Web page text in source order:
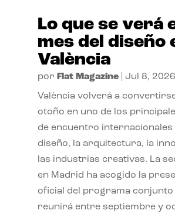
Lo que se verá
mes del diseño
València
por Flat Magazine| Jul 8, 2026
València volverá a
otoño en uno de los
de encuentro internacionales
diseño, la arquitectura, la
las industrias creativas. La
en Madrid ha acogido la
oficial del programa conjunto
reunirá entre septiembre y